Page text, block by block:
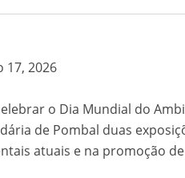
17, 2026
o Dia Mundial do
de Pombal duas
atuais e na promoção